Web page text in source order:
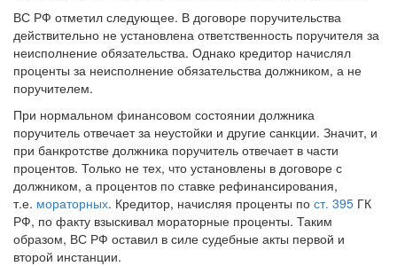
ВС РФ отметил следующее. В договоре поручительства
действительно не установлена ответственность поручителя за
неисполнение обязательства. Однако кредитор начислял
проценты за неисполнение обязательства должником, а не
поручителем.
При нормальном финансовом состоянии должника
поручитель отвечает за неустойки и другие санкции. Значит, и
при банкротстве должника поручитель отвечает в части
процентов. Только не тех, что установлены в договоре с
должником, а процентов по ставке рефинансирования,
т.е. мораторных. Кредитор, начисляя проценты по ст. 395 ГК
РФ, по факту взыскивал мораторные проценты. Таким
образом, ВС РФ оставил в силе судебные акты первой и
второй инстанции.